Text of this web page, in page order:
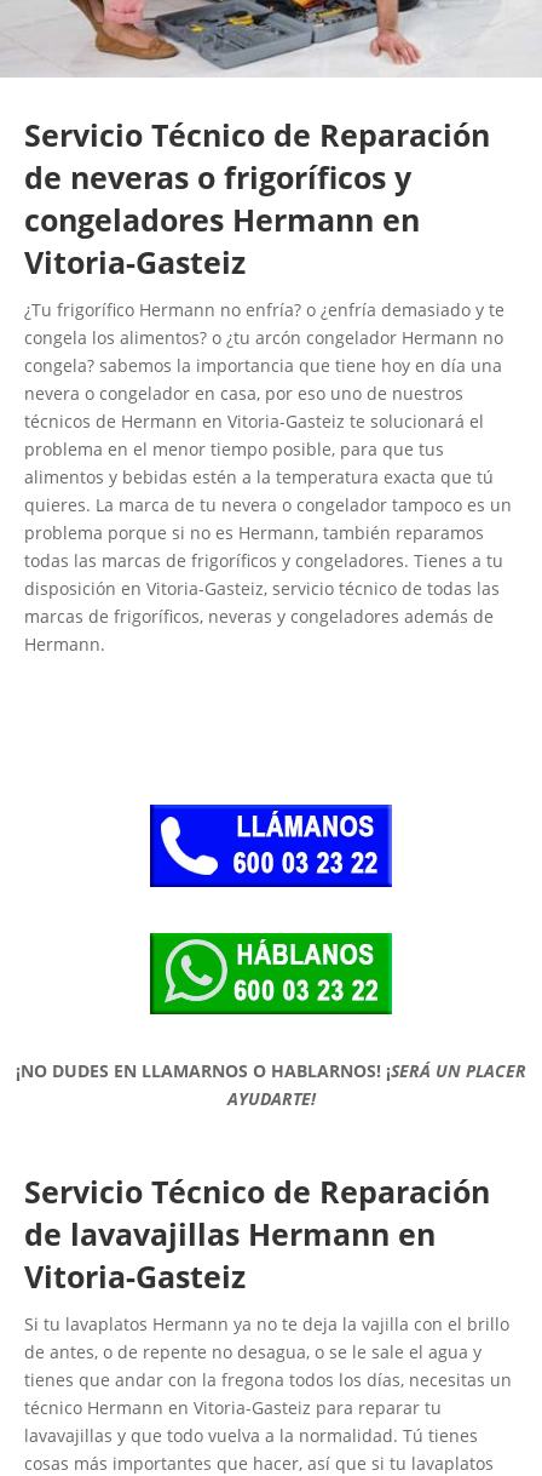
Servicio Técnico de Reparación
de neveras o frigoríficos y
congeladores Hermann en
Vitoria-Gasteiz
¿Tu frigorífico Hermann no enfría? o ¿enfría demasiado y te
congela los alimentos? o ¿tu arcón congelador Hermann no
congela? sabemos la importancia que tiene hoy en día una
nevera o congelador en casa, por eso uno de nuestros
técnicos de Hermann en Vitoria-Gasteiz te solucionará el
problema en el menor tiempo posible, para que tus
alimentos y bebidas estén a la temperatura exacta que tú
quieres. La marca de tu nevera o congelador tampoco es un
problema porque si no es Hermann, también reparamos
todas las marcas de frigoríficos y congeladores. Tienes a tu
disposición en Vitoria-Gasteiz, servicio técnico de todas las
marcas de frigoríficos, neveras y congeladores además de
Hermann.
¡NO DUDES EN LLAMARNOS O HABLARNOS! ¡SERÁ UN PLACER
AYUDARTE!
Servicio Técnico de Reparación
de lavavajillas Hermann en
Vitoria-Gasteiz
Si tu lavaplatos Hermann ya no te deja la vajilla con el brillo
de antes, o de repente no desagua, o se le sale el agua y
tienes que andar con la fregona todos los días, necesitas un
técnico Hermann en Vitoria-Gasteiz para reparar tu
lavavajillas y que todo vuelva a la normalidad. Tú tienes
cosas más importantes que hacer, así que si tu lavaplatos